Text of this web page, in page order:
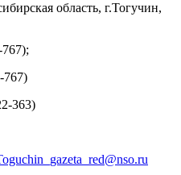
область, г.Тогучин,
767)
363)
gazeta red@nso.ru